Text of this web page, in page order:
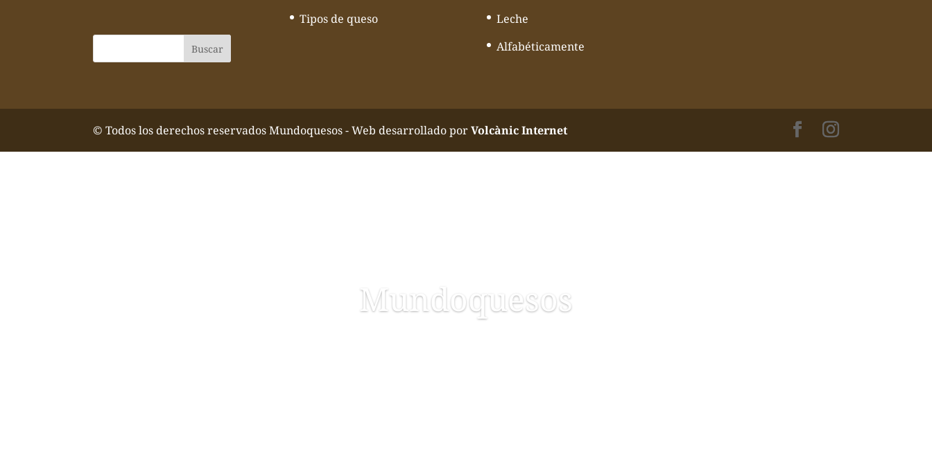
Tipos de queso
Leche
Alfabéticamente
© Todos los derechos reservados Mundoquesos - Web desarrollado porVolcànic Internet
Mundoquesos